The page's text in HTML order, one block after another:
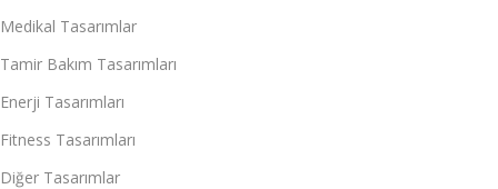
Medikal Tasarımlar
Tamir Bakım Tasarımları
Enerji Tasarımları
Fitness Tasarımları
Diğer Tasarımlar